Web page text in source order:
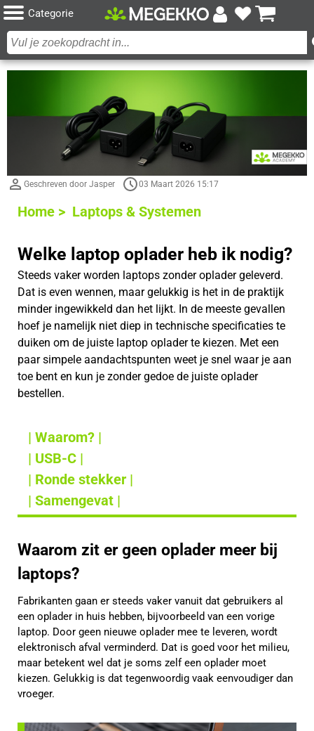
Categorie
Geschreven door Jasper 03 Maart 2026 15:17
Home > Laptops & Systemen
Welke laptop oplader heb ik nodig?
Steeds vaker worden laptops zonder oplader geleverd.
Dat is even wennen, maar gelukkig is het in de praktijk
minder ingewikkeld dan het lijkt. In de meeste gevallen
hoef je namelijk niet diep in technische specificaties te
duiken om de juiste laptop oplader te kiezen. Met een
paar simpele aandachtspunten weet je snel waar je aan
toe bent en kun je zonder gedoe de juiste oplader
bestellen.
| Waarom? |
| USB-C |
| Ronde stekker |
| Samengevat |
Waarom zit er geen oplader meer bij
laptops?
Fabrikanten gaan er steeds vaker vanuit dat gebruikers al
een oplader in huis hebben, bijvoorbeeld van een vorige
laptop. Door geen nieuwe oplader mee te leveren, wordt
elektronisch afval verminderd. Dat is goed voor het milieu,
maar betekent wel dat je soms zelf een oplader moet
kiezen. Gelukkig is dat tegenwoordig vaak eenvoudiger dan
vroeger.